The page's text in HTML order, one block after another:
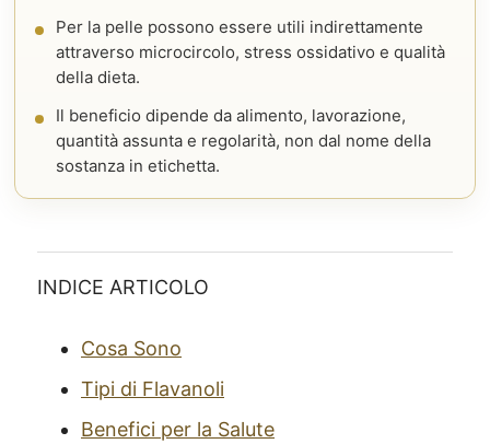
Per la pelle possono essere utili indirettamente
attraverso microcircolo, stress ossidativo e qualità
della dieta.
Il beneficio dipende da alimento, lavorazione,
quantità assunta e regolarità, non dal nome della
sostanza in etichetta.
INDICE ARTICOLO
Cosa Sono
Tipi di Flavanoli
Benefici per la Salute